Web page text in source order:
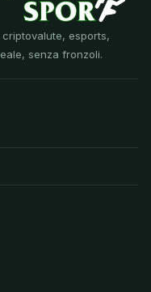
esports,
senza fronzoli.